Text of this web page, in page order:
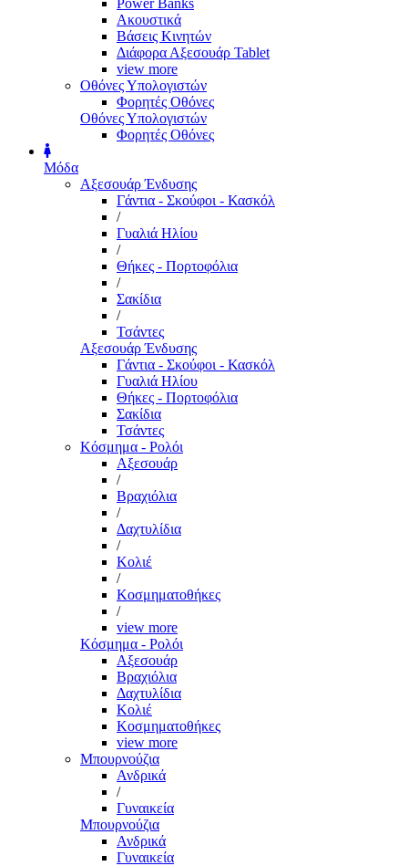
Power Banks
Ακουστικά
Βάσεις Κινητών
Διάφορα Αξεσουάρ Tablet
view more
Οθόνες Υπολογιστών
Φορητές Οθόνες
Οθόνες Υπολογιστών
Φορητές Οθόνες
Μόδα
Αξεσουάρ Ένδυσης
Γάντια - Σκούφοι - Κασκόλ
/
Γυαλιά Ηλίου
/
Θήκες - Πορτοφόλια
/
Σακίδια
/
Τσάντες
Αξεσουάρ Ένδυσης
Γάντια - Σκούφοι - Κασκόλ
Γυαλιά Ηλίου
Θήκες - Πορτοφόλια
Σακίδια
Τσάντες
Κόσμημα - Ρολόι
Αξεσουάρ
/
Βραχιόλια
/
Δαχτυλίδια
/
Κολιέ
/
Κοσμηματοθήκες
/
view more
Κόσμημα - Ρολόι
Αξεσουάρ
Βραχιόλια
Δαχτυλίδια
Κολιέ
Κοσμηματοθήκες
view more
Μπουρνούζια
Ανδρικά
/
Γυναικεία
Μπουρνούζια
Ανδρικά
Γυναικεία